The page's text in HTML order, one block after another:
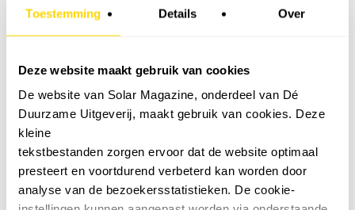
Toestemming Details Over
Deze website maakt gebruik van cookies
De website van Solar Magazine, onderdeel van Dé
Duurzame Uitgeverij, maakt gebruik van cookies. Deze
kleine
tekstbestanden zorgen ervoor dat de website optimaal
presteert en voortdurend verbeterd kan worden door
analyse van de bezoekersstatistieken. De cookie-
Nieuwsbrief
Vacatures
Installateurzoeker
Cookievoorkeuren wijzigen
English
Geef ons feedback
Vertel ons wat je van onze website vindt.